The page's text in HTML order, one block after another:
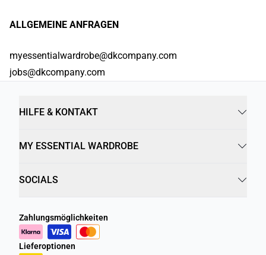
ALLGEMEINE ANFRAGEN
myessentialwardrobe@dkcompany.com
jobs@dkcompany.com
HILFE & KONTAKT
MY ESSENTIAL WARDROBE
SOCIALS
Zahlungsmöglichkeiten
Lieferoptionen